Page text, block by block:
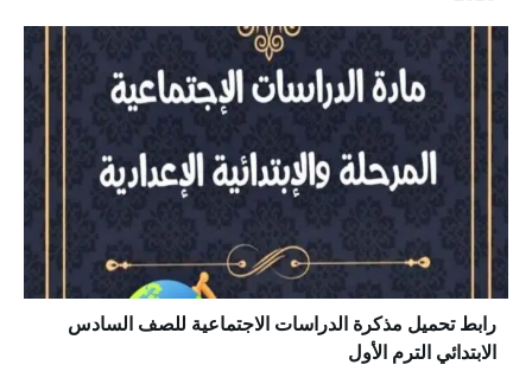
رابط تحميل مذكرة الدراسات الاجتماعية للصف السادس
الابتدائي الترم الأول